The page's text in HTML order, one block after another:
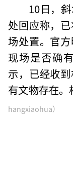
10日，
处回应称，
场处置。官
现场是否确
示，已经收
有文物存在。
hangxiaohua）